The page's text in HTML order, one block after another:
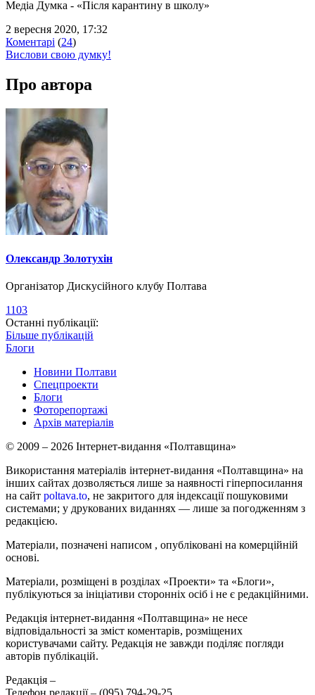
Медіа Думка - «Після карантину в школу»
2 вересня 2020, 17:32
Коментарі (24)
Вислови свою думку!
Про автора
Олександр Золотухін
Організатор Дискусійного клубу Полтава
1103
Останні публікації:
Більше публікацій
Блоги
Новини Полтави
Спецпроекти
Блоги
Фоторепортажі
Архів матеріалів
© 2009 – 2026 Інтернет-видання «Полтавщина»
Використання матеріалів інтернет-видання «Полтавщина» на
інших сайтах дозволяється лише за наявності гіперпосилання
на сайт poltava.to, не закритого для індексації пошуковими
системами; у друкованих виданнях — лише за погодженням з
редакцією.
Матеріали, позначені написом , опубліковані на комерційній
основі.
Матеріали, розміщені в розділах «Проекти» та «Блоги»,
публікуються за ініціативи сторонніх осіб і не є редакційними.
Редакція інтернет-видання «Полтавщина» не несе
відповідальності за зміст коментарів, розміщених
користувачами сайту. Редакція не завжди поділяє погляди
авторів публікацій.
Редакція –